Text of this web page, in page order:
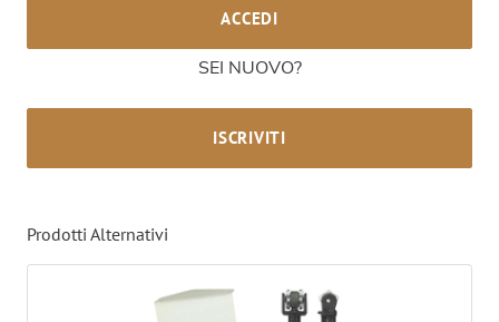
ACCEDI
SEI NUOVO?
ISCRIVITI
Prodotti Alternativi